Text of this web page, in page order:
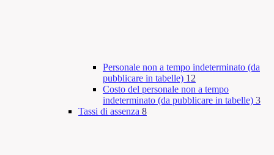
Personale non a tempo indeterminato (da
pubblicare in tabelle) 12
Costo del personale non a tempo
indeterminato (da pubblicare in tabelle) 3
Tassi di assenza 8